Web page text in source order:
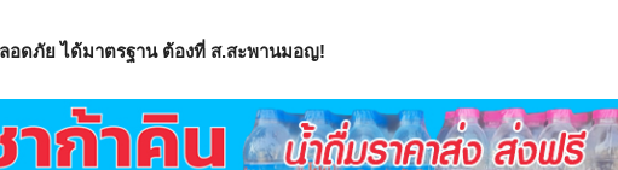
อดภัย ได้มาตรฐาน ต้องที่ ส.สะพานมอญ!